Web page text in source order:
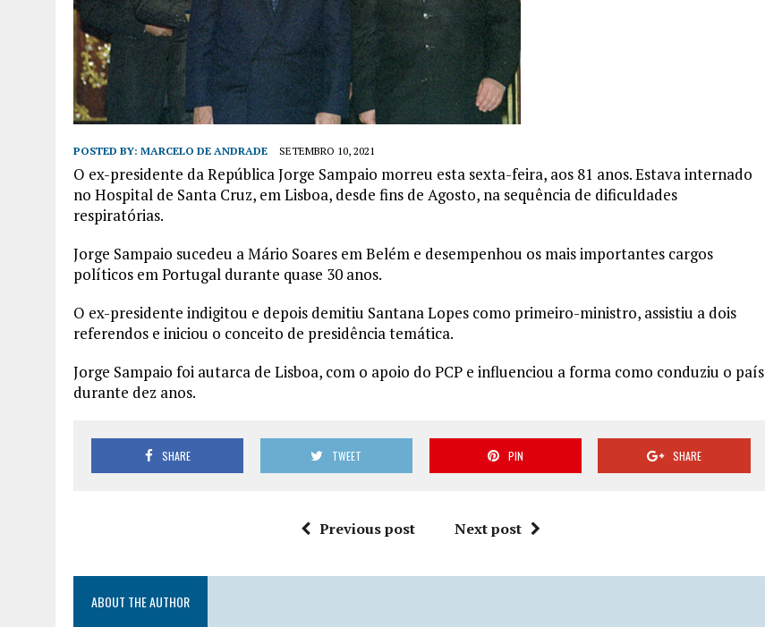
POSTED BY: MARCELO DE ANDRADE SETEMBRO 10, 2021
O ex-presidente da República Jorge Sampaio morreu esta sexta-feira, aos 81 anos. Estava internado
no Hospital de Santa Cruz, em Lisboa, desde fins de Agosto, na sequência de dificuldades
respiratórias.
Jorge Sampaio sucedeu a Mário Soares em Belém e desempenhou os mais importantes cargos
políticos em Portugal durante quase 30 anos.
O ex-presidente indigitou e depois demitiu Santana Lopes como primeiro-ministro, assistiu a dois
referendos e iniciou o conceito de presidência temática.
Jorge Sampaio foi autarca de Lisboa, com o apoio do PCP e influenciou a forma como conduziu o país
durante dez anos.
SHARE TWEET PIN SHARE
Previous post Next post
ABOUT THE AUTHOR